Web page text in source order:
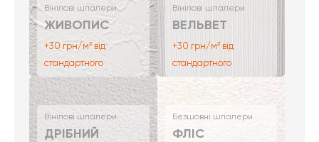
Вінілові шпалери
ЖИВОПИС
+30 грн/м² від
стандартного
Вінілові шпалери
ВЕЛЬВЕТ
+30 грн/м² від
стандартного
Вінілові шпалери
ДРІБНИЙ
Безшовні шпалери
ФЛІС